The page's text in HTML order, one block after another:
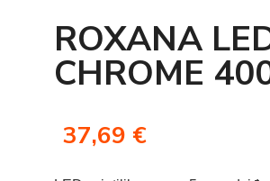
ROXANA
CHROME
37,69 €